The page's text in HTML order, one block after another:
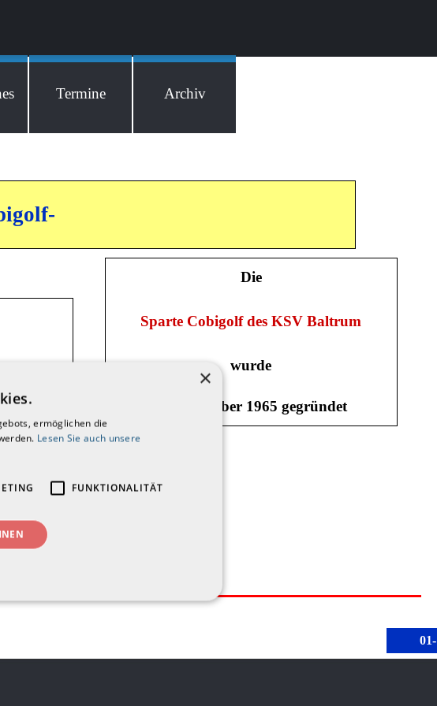
Termine Archiv
Die
Sparte Cobigolf des KSV Baltrum
wurde
im November 1965 gegründet
×
ermöglichen die
Lesen Sie auch unsere
FUNKTIONALITÄT